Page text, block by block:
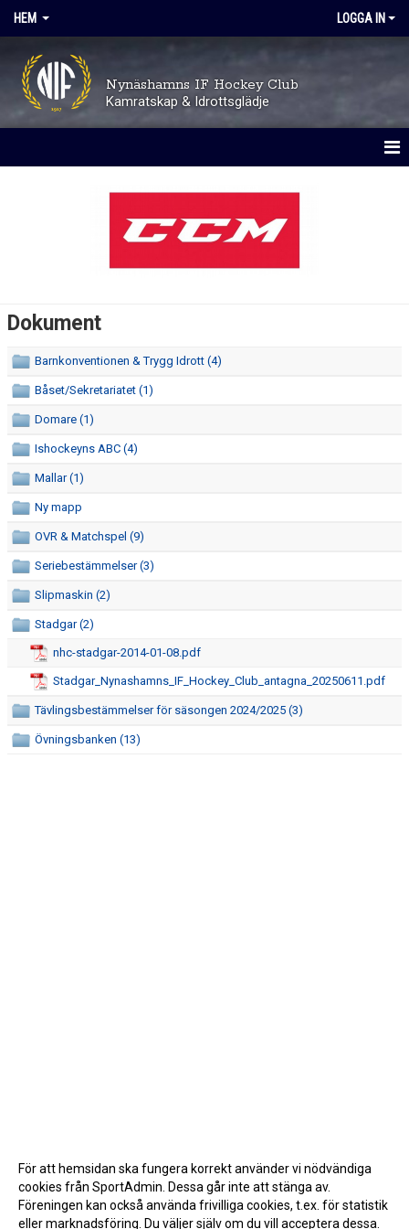
HEM LOGGA IN
Nynäshamns IF Hockey Club
Kamratskap & Idrottsglädje
TRYGGHET OCH VÄRDEGRUND
MATCHER
ISTIDER
UTBILDNING LEDARE
ISHALLENS RESTAURANG
HEMMAPLANSMODELLEN
KLUBBSHOP, KANSLIET
ALLMÄNHETENS ÅKNING
Dokument
Barnkonventionen & Trygg Idrott (4)
Båset/Sekretariatet (1)
Domare (1)
Ishockeyns ABC (4)
Mallar (1)
Ny mapp
OVR & Matchspel (9)
Seriebestämmelser (3)
Slipmaskin (2)
Stadgar (2)
nhc-stadgar-2014-01-08.pdf
Stadgar_Nynashamns_IF_Hockey_Club_antagna_20250611.pdf
Tävlingsbestämmelser för säsongen 2024/2025 (3)
Övningsbanken (13)
För att hemsidan ska fungera korrekt använder vi nödvändiga
cookies från SportAdmin. Dessa går inte att stänga av.
Föreningen kan också använda frivilliga cookies, t.ex. för statistik
eller marknadsföring. Du väljer själv om du vill acceptera dessa.